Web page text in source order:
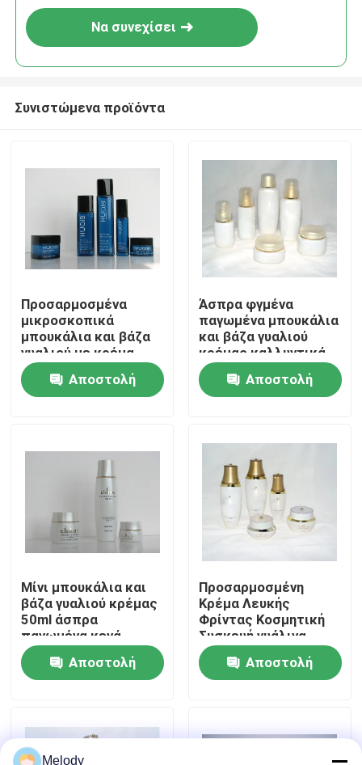
Σπίτι
Προϊόντα
Σχετικά με εμάς
Επισκεψή εργοστασίου
Έλεγχος ποιότητας
Επικοινωνήστε μαζί μας
Ζητήστε μια προσφορά
Κενά μπουκάλια γυαλιού
Μπουκάλια γυαλιού αρώματος
Να συνεχίσει
Συνιστώμενα προϊόντα
Προσαρμοσμένα
μικροσκοπικά
μπουκάλια και βάζα
γυαλιού με κρέμα
φλινού 145ml
Αποστολή
Άσπρα φγμένα
παγωμένα μπουκάλια
και βάζα γυαλιού
κρέμας καλλυντικά
Αποστολή
Μίνι μπουκάλια και
βάζα γυαλιού κρέμας
50ml άσπρα
παγωμένα κενά
καλλυντικά
Αποστολή
Προσαρμοσμένη
Κρέμα Λευκής
Φρίντας Κοσμητική
Συσκευή γυάλινα
μπουκάλια και βάζα
80ML 30MLΑποστολή
Melody